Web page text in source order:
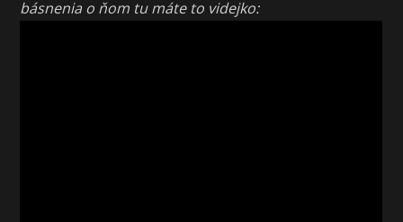
básnenia o ňom tu máte to videjko: